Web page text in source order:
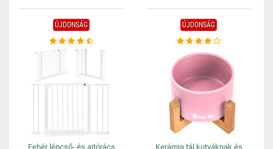
ÚJDONSÁG
Fehér lépcső- és ajtórács
ÚJDONSÁG
Kerámia tál kutyáknak és